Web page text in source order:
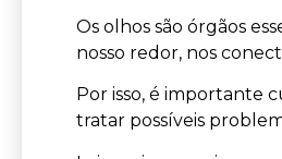
Os olhos são órgãos
nosso redor, nos
Por isso, é importante
tratar possíveis